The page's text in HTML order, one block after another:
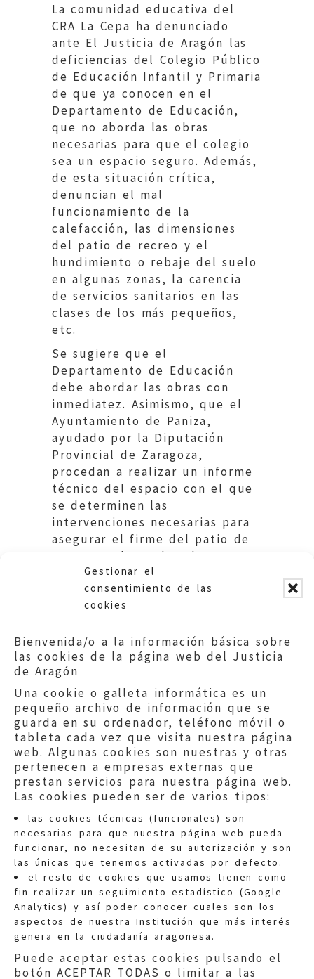
Gestionar el
consentimiento de las
cookies
Bienvenida/o a la información básica sobre
las cookies de la página web del Justicia
de Aragón
Una cookie o galleta informática es un
pequeño archivo de información que se
guarda en su ordenador, teléfono móvil o
tableta cada vez que visita nuestra página
web. Algunas cookies son nuestras y otras
pertenecen a empresas externas que
prestan servicios para nuestra página web.
Las cookies pueden ser de varios tipos:
las cookies técnicas (funcionales) son
necesarias para que nuestra página web pueda
funcionar, no necesitan de su autorización y son
las únicas que tenemos activadas por defecto.
el resto de cookies que usamos tienen como
fin realizar un seguimiento estadístico (Google
Analytics) y así poder conocer cuales son los
aspectos de nuestra Institución que más interés
genera en la ciudadanía aragonesa.
Puede aceptar estas cookies pulsando el
botón ACEPTAR TODAS o limitar a las
La comunidad educativa del
CRA La Cepa ha denunciado
ante El Justicia de Aragón las
deficiencias del Colegio Público
de Educación Infantil y Primaria
de que ya conocen en el
Departamento de Educación,
que no aborda las obras
necesarias para que el colegio
sea un espacio seguro. Además,
de esta situación crítica,
denuncian el mal
funcionamiento de la
calefacción, las dimensiones
del patio de recreo y el
hundimiento o rebaje del suelo
en algunas zonas, la carencia
de servicios sanitarios en las
clases de los más pequeños,
etc.
Se sugiere que el
Departamento de Educación
debe abordar las obras con
inmediatez. Asimismo, que el
Ayuntamiento de Paniza,
ayudado por la Diputación
Provincial de Zaragoza,
procedan a realizar un informe
técnico del espacio con el que
se determinen las
intervenciones necesarias para
asegurar el firme del patio de
recreo y adecuarlo a las
necesidades de los alumnos.
Quejas:quejas@eljusticiadearagon.es
Información general:
informacion@eljusticiadearagon.es
Teléfonos:900 210 210/